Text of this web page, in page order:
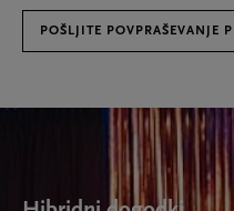
POŠLJITE POVPRAŠEVANJE